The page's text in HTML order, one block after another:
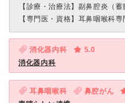
【診療・治療法】 副鼻腔炎（蓄
【専門医・資格】 耳鼻咽喉科専
消化器内科
5.0
消化器内科
耳鼻咽喉科 鼻腔がん